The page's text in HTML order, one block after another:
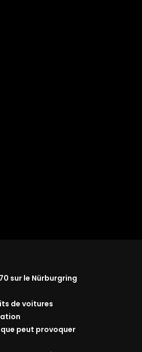
sur le Nürburgring
de voitures
peut provoquer